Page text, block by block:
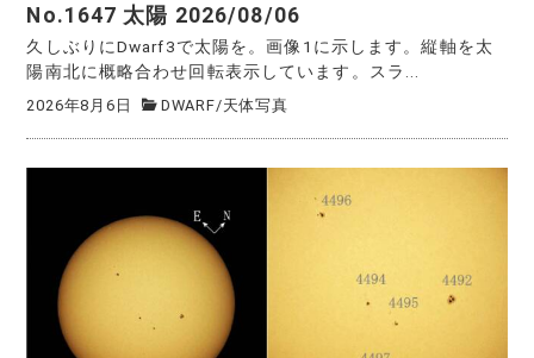
No.1647 太陽 2026/08/06
久しぶりにDwarf3で太陽を。画像1に示します。縦軸を太
陽南北に概略合わせ回転表示しています。スラ...
2026年8月6日 DWARF/天体写真